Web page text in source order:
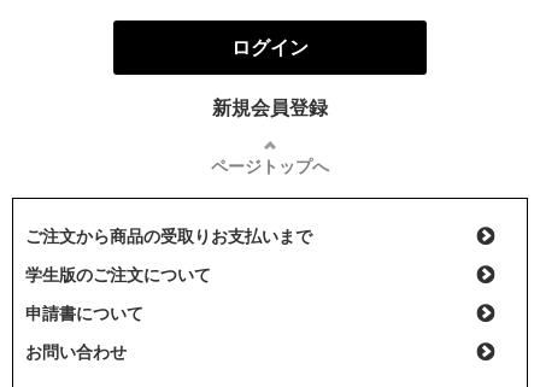
ログイン
新規会員登録
ページトップへ
ご注文から商品の受取りお支払いまで
学生版のご注文について
申請書について
お問い合わせ